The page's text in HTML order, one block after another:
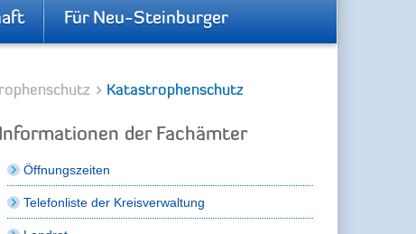
Für Neu-Steinburger
Katastrophenschutz
Informationen der Fachämter
Öffnungszeiten
Telefonliste der Kreisverwaltung